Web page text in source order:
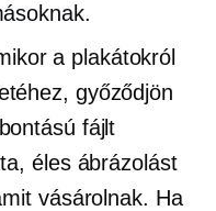
a plakátokról
győződjön
fájlt
éles ábrázolást
vásárolnak. Ha